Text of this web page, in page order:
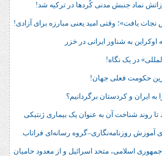
نماد جنبش مدنی کُردها در ترکیه شد!
یافت»؛ وقتی امید یعنی مبارزه برای آزادی!
به شناور ایرانی در خزر
در یک نگاه!
حکومت فعلی جهان!
ایران و کردستان برگردانیم؟
تا روند شناخت آن به عنوان یک بیماری ژنتیکی
آموزش روزنامه‌نگاری–گروه رسانه‌ای فراتاب
اسلامی، متحد اسرائیل و از معدود حامیان